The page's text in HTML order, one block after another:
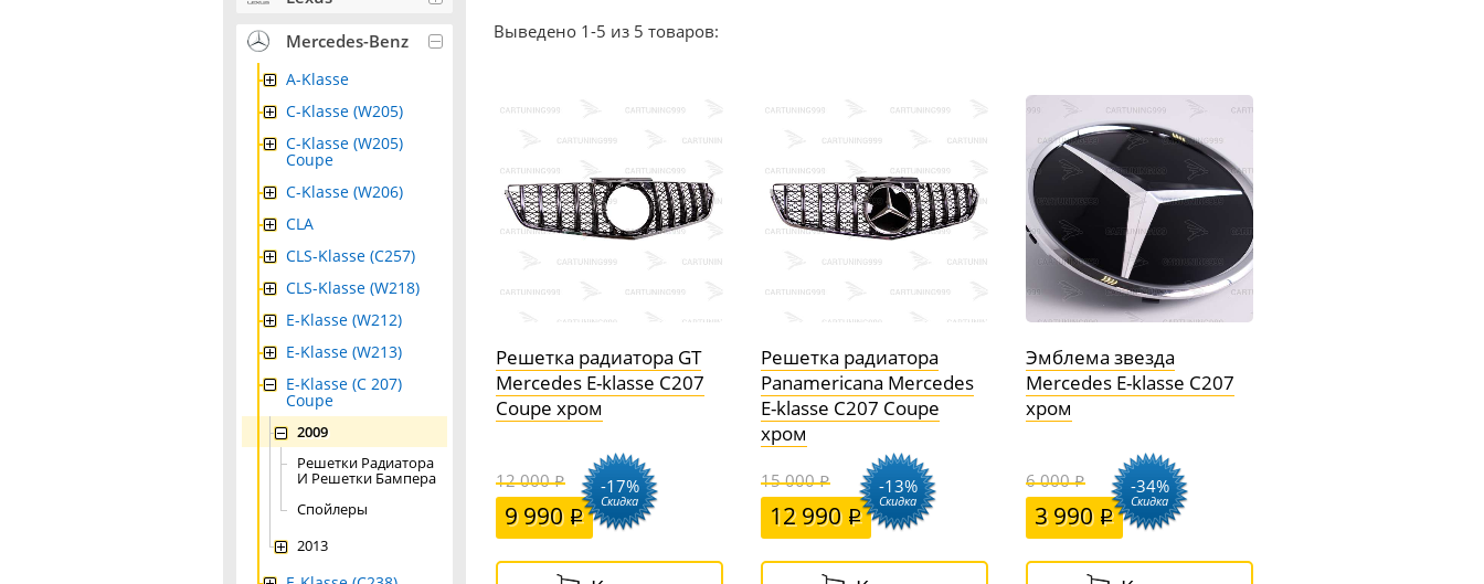
Выведено 1-5 из 5 товаров:
Решетка радиатора GT
Mercedes E-klasse C207
Coupe хром
12 000
9 990
-17%
Скидка
Решетка радиатора
Panamericana Mercedes
E-klasse C207 Coupe
хром
15 000
12 990
-13%
Скидка
Эмблема звезда
Mercedes E-klasse C207
хром
6 000
3 990
-34%
Скидка
Mercedes-Benz
A-Klasse
C-Klasse (W205)
C-Klasse (W205)
Coupe
C-Klasse (W206)
CLA
CLS-Klasse (C257)
CLS-Klasse (W218)
E-Klasse (W212)
E-Klasse (W213)
E-Klasse (C 207)
Coupe
2009
Решетки Радиатора
И Решетки Бампера
Спойлеры
2013